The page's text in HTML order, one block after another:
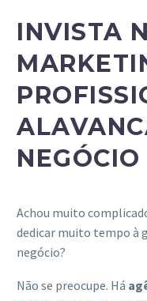
INVISTA
NEGÓCIO
Achou muito
dedicar muito tempo à
negócio?
Não se preocupe. Há